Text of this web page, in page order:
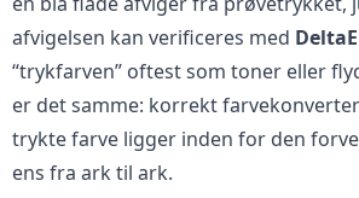
afvigelsen kan verificeres med DeltaE
“trykfarven” oftest som toner eller
er det samme: korrekt
trykte farve ligger inden for den
ens fra ark til ark.